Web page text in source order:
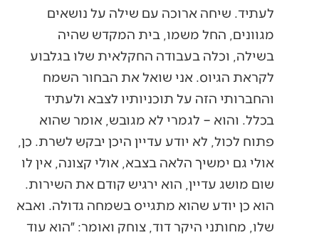
לעתיד. שיחה ארוכה עם שילה על נושאים
מגוונים, החל משמו, בית המקדש שהיה
בשילה, וכלה בעבודה החקלאית שלו בגלבוע
לקראת הגיוס. אני שואל את הבחור השמח
והחברותי הזה על תוכניותיו לצבא ולעתיד
בכלל. והוא – לגמרי לא מגובש, אומר שהוא
פתוח לכול, לא יודע עדיין היכן יבקש לשרת. כן,
אולי גם ימשיך הלאה בצבא, אולי קצונה, אין לו
שום מושג עדיין, הוא ירגיש קודם את השירות.
הוא כן יודע שהוא מתגייס בשמחה גדולה. ואבא
שלו, מחותני היקר דוד, צוחק ואומר: ״הוא עוד